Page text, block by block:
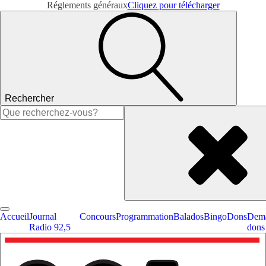
Réglements générauxCliquez pour télécharger
Rechercher
Rechercher :
AccueilJournal
Radio 92,5
ConcoursProgrammationBaladosBingoDons
dons